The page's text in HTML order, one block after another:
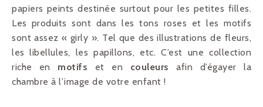
papiers peints destinée surtout pour les petites filles.
Les produits sont dans les tons roses et les motifs
sont assez « girly ». Tel que des illustrations de fleurs,
les libellules, les papillons, etc. C’est une collection
riche en motifs et en couleurs afin d’égayer la
chambre à l’image de votre enfant !